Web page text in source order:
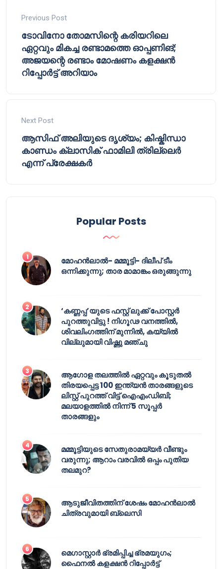
Previous Post
ടോവിനോ തോമസിന്റെ കരിയറിലെ
ഏറ്റവും മികച്ച രണ്ടാമത്തെ ഓപ്പണിങ്;
അജയന്റെ രണ്ടാം മോഷണം കളക്ഷൻ
റിപ്പോർട്ട് അറിയാം
Next Post
ആസിഫ് അലിയുടെ ദൃശ്യം; കിഷ്കിന്ധാ
കാണ്ഡം ക്ലാസിക് ഫാമിലി ത്രില്ലെർ
എന്ന് പ്രേക്ഷകർ
Popular Posts
മോഹൻലാൽ- മമ്മൂട്ടി- ദിലീപ് ടീം
ഒന്നിക്കുന്നു; താര മാമാങ്കം ഒരുങ്ങുന്നു
‘കണ്ണപ്പ’യുടെ ഫസ്റ്റ് ലുക്ക് പോസ്റ്റർ
പുറത്തുവിട്ടു ! നിഗൂഢ വനത്തിൽ,
ശിവലിംഗത്തിന് മുന്നിൽ, കയ്യിൽ
വില്ലുമായി വിഷ്ണു മഞ്ചു
ആഗോള തലത്തിൽ ഏറ്റവും കൂടുതൽ
തിരയപ്പെട്ട 100 ഇന്ത്യൻ താരങ്ങളുടെ
ലിസ്റ്റ് പുറത്ത് വിട്ട് ഐഎംഡിബി;
മലയാളത്തിൽ നിന്ന് 5 സൂപ്പർ
താരങ്ങളും
മമ്മൂട്ടിയുടെ സേതുരാമയ്യർ വീണ്ടും
വരുന്നു; ആറാം വരവിൽ ഒപ്പം പുതിയ
തലമുറ?
ആടുജീവിതത്തിന് ശേഷം മോഹൻലാൽ
ചിത്രവുമായി ബ്ലെസി
മെഗാസ്റ്റാർ ഭ്രമിപ്പിച്ച ഭ്രമയുഗം;
ഫൈനൽ കളക്ഷൻ റിപ്പോർട്ട്